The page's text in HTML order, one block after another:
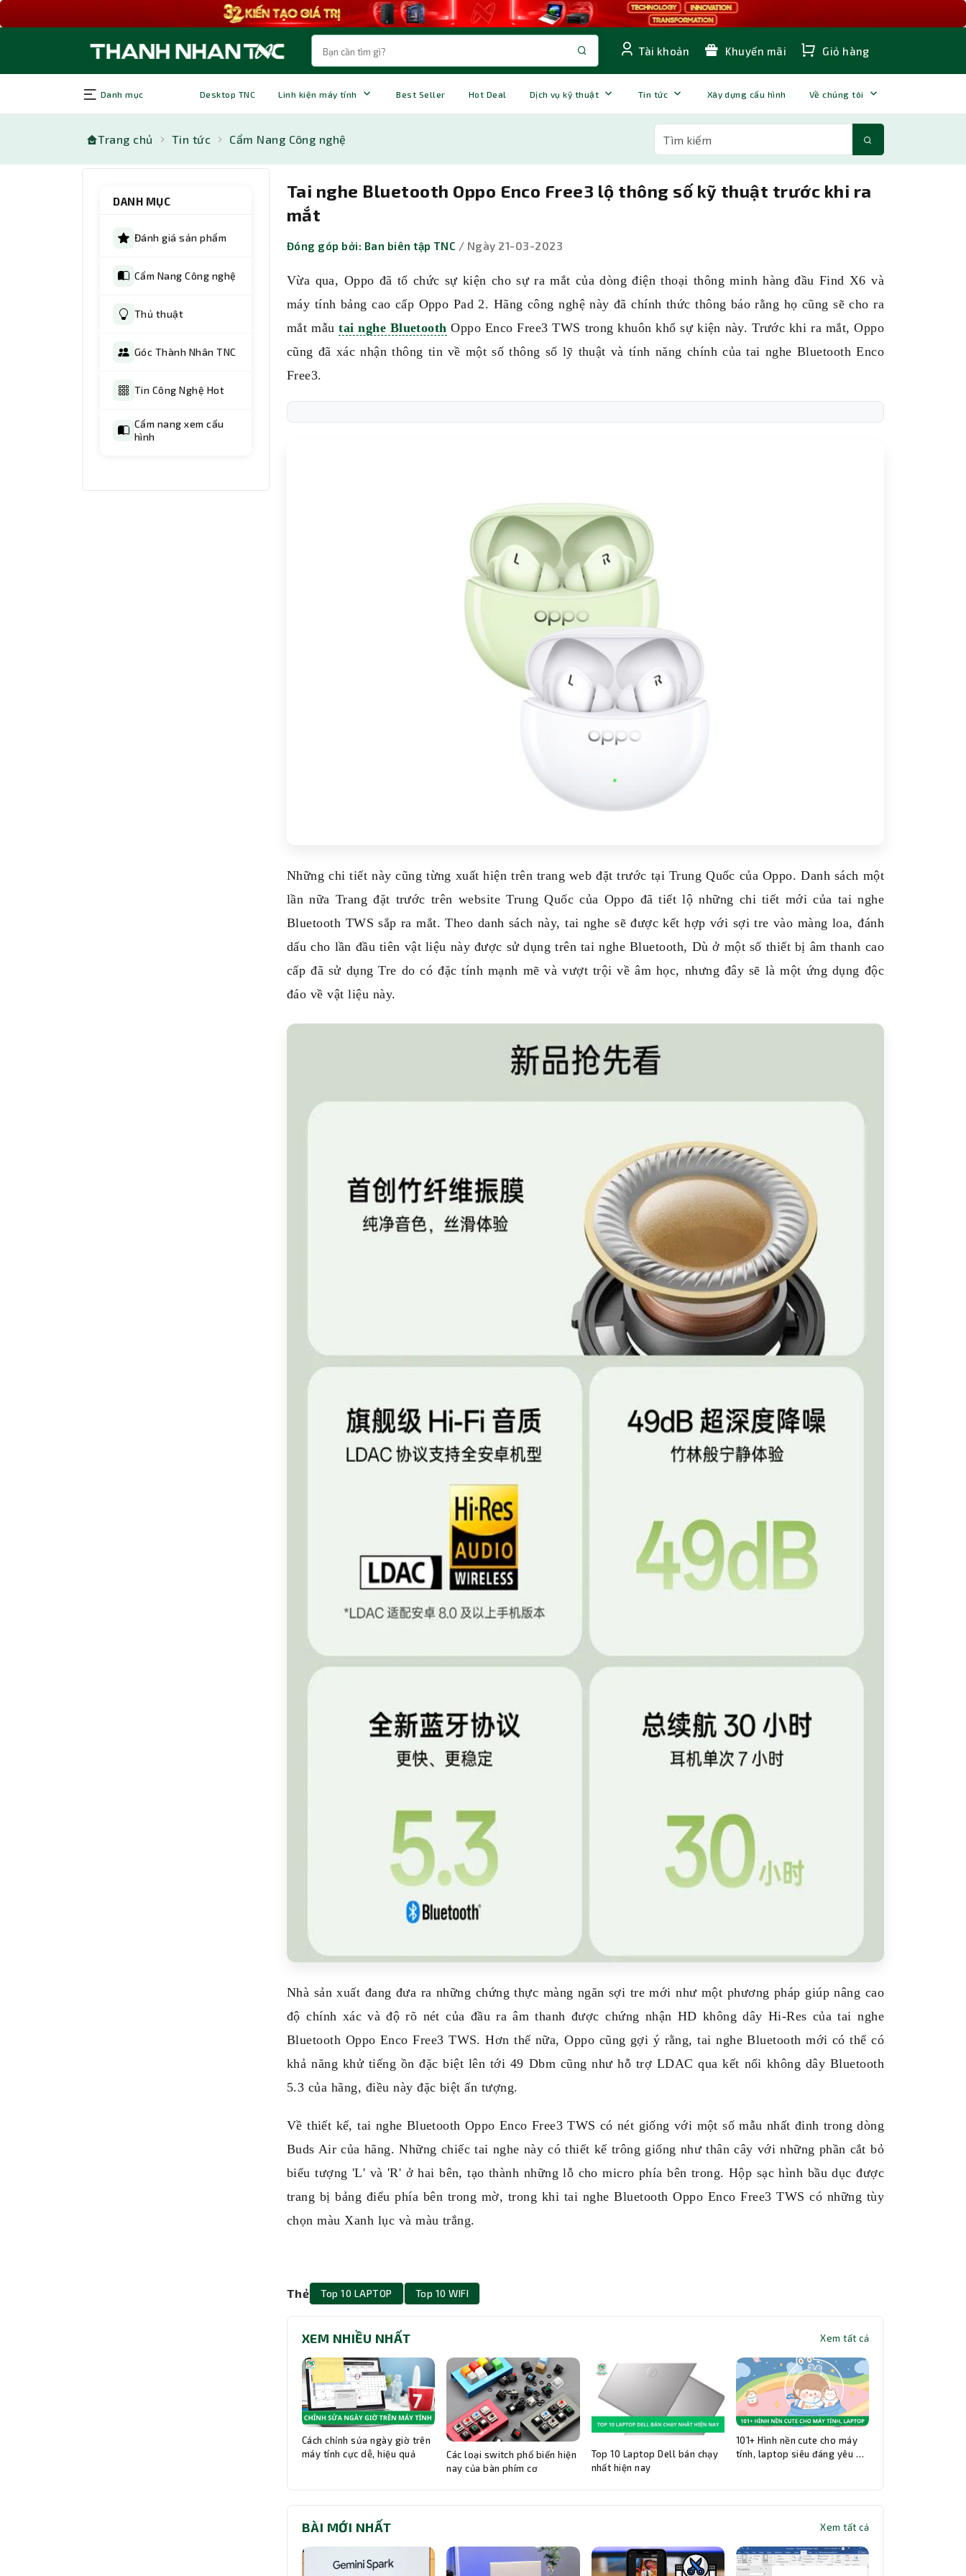
Tài khoản Khuyến mãi Giỏ hàng
Danh mục Desktop TNC Linh kiện máy tính Best Seller Hot Deal Dịch vụ kỹ thuật Tin tức Xây dựng cấu hình Về chúng tôi
Trang chủ Tin tức Cẩm Nang Công nghệ
DANH MỤC
Đánh giá sản phẩm
Cẩm Nang Công nghệ
Thủ thuật
Góc Thành Nhân TNC
Tin Công Nghệ Hot
Cẩm nang xem cấu
hình
Tai nghe Bluetooth Oppo Enco Free3 lộ thông số kỹ thuật trước khi ra
mắt
Đóng góp bởi: Ban biên tập TNC / Ngày 21-03-2023
Vừa qua, Oppo đã tổ chức sự kiện cho sự ra mắt của dòng điện thoại thông minh hàng đầu Find X6 và
máy tính bảng cao cấp Oppo Pad 2. Hãng công nghệ này đã chính thức thông báo rằng họ cũng sẽ cho ra
mắt mẫutai nghe Bluetooth Oppo Enco Free3 TWS trong khuôn khổ sự kiện này. Trước khi ra mắt, Oppo
cũng đã xác nhận thông tin về một số thông số lỹ thuật và tính năng chính của tai nghe Bluetooth Enco
Free3.
Những chi tiết này cũng từng xuất hiện trên trang web đặt trước tại Trung Quốc của Oppo. Danh sách một
lần nữa Trang đặt trước trên website Trung Quốc của Oppo đã tiết lộ những chi tiết mới của tai nghe
Bluetooth TWS sắp ra mắt. Theo danh sách này, tai nghe sẽ được kết hợp với sợi tre vào màng loa, đánh
dấu cho lần đầu tiên vật liệu này được sử dụng trên tai nghe Bluetooth, Dù ở một số thiết bị âm thanh cao
cấp đã sử dụng Tre do có đặc tính mạnh mẽ và vượt trội về âm học, nhưng đây sẽ là một ứng dụng độc
đáo về vật liệu này.
Nhà sản xuất đang đưa ra những chứng thực màng ngăn sợi tre mới như một phương pháp giúp nâng cao
độ chính xác và độ rõ nét của đầu ra âm thanh được chứng nhận HD không dây Hi-Res của tai nghe
Bluetooth Oppo Enco Free3 TWS. Hơn thế nữa, Oppo cũng gợi ý rằng, tai nghe Bluetooth mới có thể có
khả năng khử tiếng ồn đặc biệt lên tới 49 Dbm cũng như hỗ trợ LDAC qua kết nối không dây Bluetooth
5.3 của hãng, điều này đặc biệt ấn tượng.
Về thiết kế, tai nghe Bluetooth Oppo Enco Free3 TWS có nét giống với một số mẫu nhất đinh trong dòng
Buds Air của hãng. Những chiếc tai nghe này có thiết kế trông giống như thân cây với những phần cắt bỏ
biểu tượng 'L' và 'R' ở hai bên, tạo thành những lỗ cho micro phía bên trong. Hộp sạc hình bầu dục được
trang bị bảng điểu phía bên trong mờ, trong khi tai nghe Bluetooth Oppo Enco Free3 TWS có những tùy
chọn màu Xanh lục và màu trắng.
Thẻ Top 10 LAPTOP Top 10 WIFI
XEM NHIỀU NHẤT Xem tất cả
Cách chỉnh sửa ngày giờ trên
máy tính cực dễ, hiệu quả
Các loại switch phổ biến hiện
nay của bàn phím cơ
Top 10 Laptop Dell bán chạy
nhất hiện nay
101+ Hình nền cute cho máy
tính, laptop siêu đáng yêu và
BÀI MỚI NHẤT Xem tất cả